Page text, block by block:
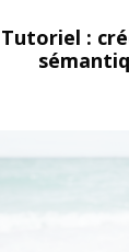
Tutoriel :